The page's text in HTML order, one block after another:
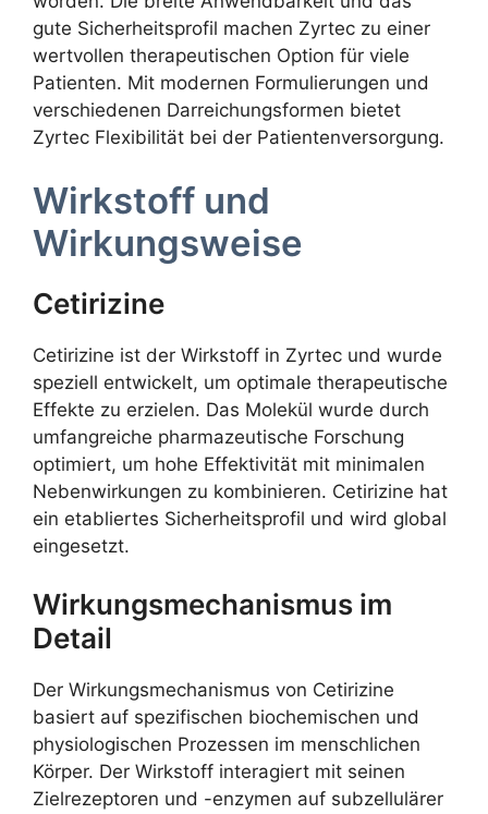
gute Sicherheitsprofil machen Zyrtec zu einer
wertvollen therapeutischen Option für viele
Patienten. Mit modernen Formulierungen und
verschiedenen Darreichungsformen bietet
Zyrtec Flexibilität bei der Patientenversorgung.
Wirkstoff und
Wirkungsweise
Cetirizine
Cetirizine ist der Wirkstoff in Zyrtec und wurde
speziell entwickelt, um optimale therapeutische
Effekte zu erzielen. Das Molekül wurde durch
umfangreiche pharmazeutische Forschung
optimiert, um hohe Effektivität mit minimalen
Nebenwirkungen zu kombinieren. Cetirizine hat
ein etabliertes Sicherheitsprofil und wird global
eingesetzt.
Wirkungsmechanismus im
Detail
Der Wirkungsmechanismus von Cetirizine
basiert auf spezifischen biochemischen und
physiologischen Prozessen im menschlichen
Körper. Der Wirkstoff interagiert mit seinen
Zielrezeptoren und -enzymen auf subzellulärer